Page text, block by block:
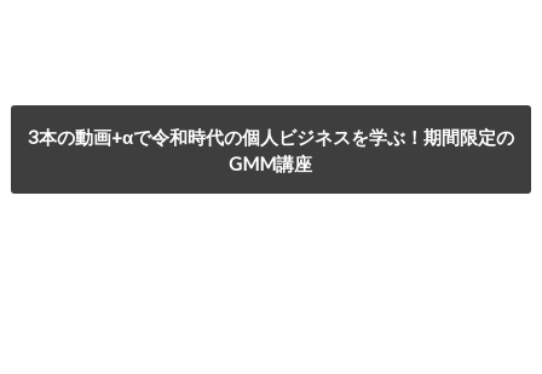
3本の動画+αで令和時代の個人ビジネスを学ぶ！期間限定の
GMM講座